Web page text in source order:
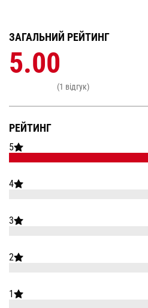
РЕЙТИНГ
5
4
3
2
1
ЗАГАЛЬНИЙ РЕЙТИНГ
5.00
(1 відгук)